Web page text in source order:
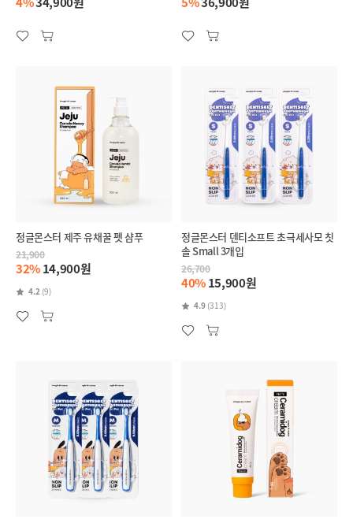
정글몬스터 제주 유채꿀 펫 샴푸
21,900
32%14,900원
4.2 (9)
정글몬스터 덴티소프트 초극세사모 칫
솔 Small 3개입
26,700
40%15,900원
4.9 (313)